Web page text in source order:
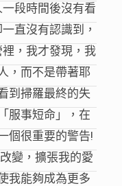
段時間後沒有看
直沒有認識到，
，我才發現，我
，而不是帶著耶
到掃羅最終的失
服事短命」，在
個很重要的警告!
變，擴張我的愛
我能夠成為更多